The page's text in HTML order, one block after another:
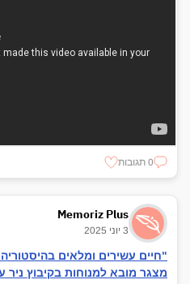
0 תגובות
Memoriz Plus
3 יוני 2025
"חיים עשירים ומלאים
מצגר מובא למנוחות בקיבוץ ניר